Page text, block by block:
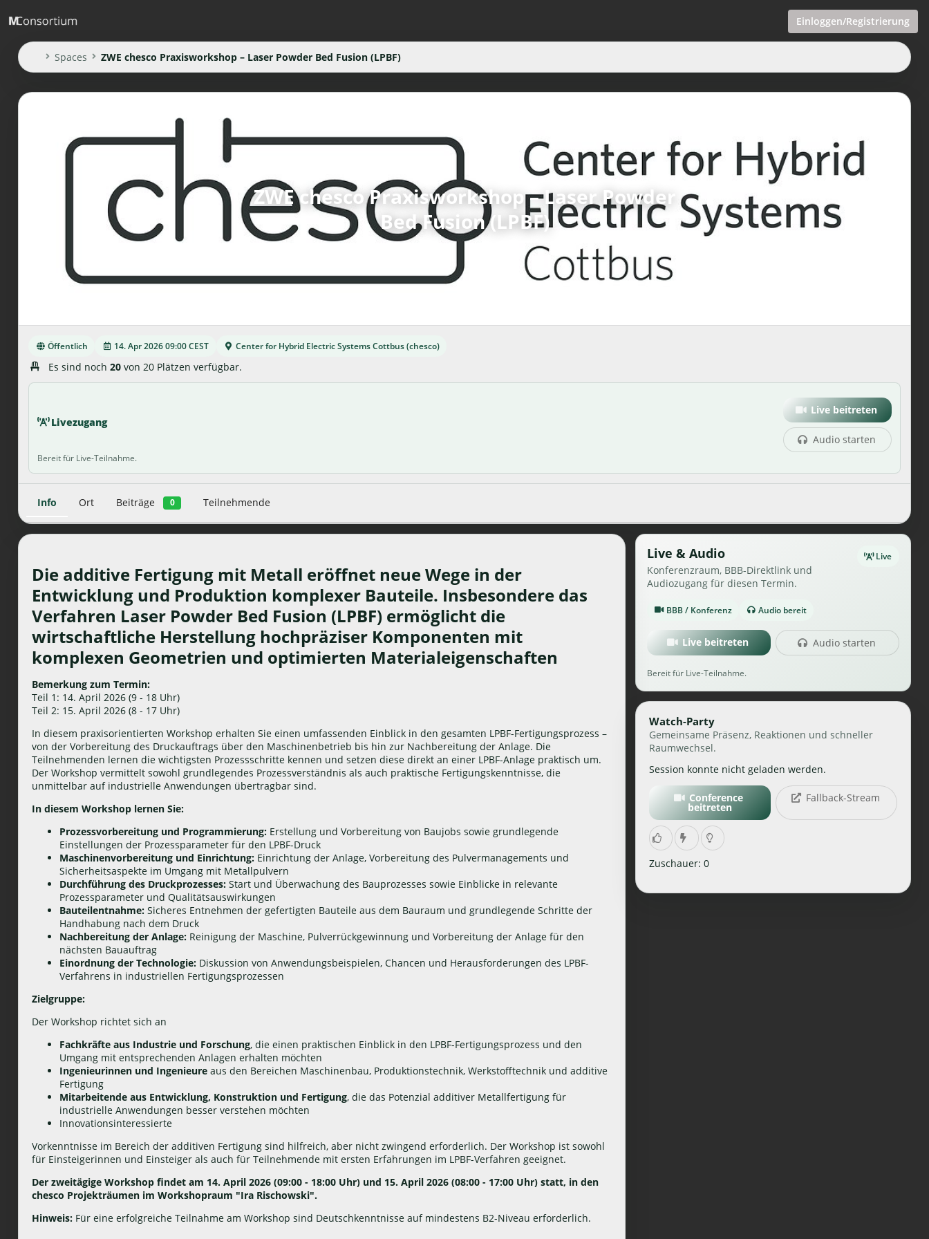
Einloggen/Registrierung
Spaces ZWE chesco Praxisworkshop – Laser Powder Bed Fusion (LPBF)
ZWE chesco Praxisworkshop – Laser Powder
Bed Fusion (LPBF)
Öffentlich 14. Apr 2026 09:00 CEST Center for Hybrid Electric Systems Cottbus (chesco)
Es sind noch 20 von 20 Plätzen verfügbar.
Livezugang
Live beitreten
Audio starten
Bereit für Live-Teilnahme.
Info Ort Beiträge 0 Teilnehmende
Die additive Fertigung mit Metall eröffnet neue Wege in der
Entwicklung und Produktion komplexer Bauteile. Insbesondere das
Verfahren Laser Powder Bed Fusion (LPBF) ermöglicht die
wirtschaftliche Herstellung hochpräziser Komponenten mit
komplexen Geometrien und optimierten Materialeigenschaften
Bemerkung zum Termin:
Teil 1: 14. April 2026 (9 - 18 Uhr)
Teil 2: 15. April 2026 (8 - 17 Uhr)
In diesem praxisorientierten Workshop erhalten Sie einen umfassenden Einblick in den gesamten LPBF-Fertigungsprozess –
von der Vorbereitung des Druckauftrags über den Maschinenbetrieb bis hin zur Nachbereitung der Anlage. Die
Teilnehmenden lernen die wichtigsten Prozessschritte kennen und setzen diese direkt an einer LPBF-Anlage praktisch um.
Der Workshop vermittelt sowohl grundlegendes Prozessverständnis als auch praktische Fertigungskenntnisse, die
unmittelbar auf industrielle Anwendungen übertragbar sind.
In diesem Workshop lernen Sie:
Prozessvorbereitung und Programmierung:Erstellung und Vorbereitung von Baujobs sowie grundlegende
Einstellungen der Prozessparameter für den LPBF-Druck
Maschinenvorbereitung und Einrichtung:Einrichtung der Anlage, Vorbereitung des Pulvermanagements und
Sicherheitsaspekte im Umgang mit Metallpulvern
Durchführung des Druckprozesses:Start und Überwachung des Bauprozesses sowie Einblicke in relevante
Prozessparameter und Qualitätsauswirkungen
Bauteilentnahme:Sicheres Entnehmen der gefertigten Bauteile aus dem Bauraum und grundlegende Schritte der
Handhabung nach dem Druck
Nachbereitung der Anlage:Reinigung der Maschine, Pulverrückgewinnung und Vorbereitung der Anlage für den
nächsten Bauauftrag
Einordnung der Technologie:Diskussion von Anwendungsbeispielen, Chancen und Herausforderungen des LPBF-
Verfahrens in industriellen Fertigungsprozessen
Zielgruppe:
Der Workshop richtet sich an
Fachkräfte aus Industrie und Forschung, die einen praktischen Einblick in den LPBF-Fertigungsprozess und den
Umgang mit entsprechenden Anlagen erhalten möchten
Ingenieurinnen und Ingenieureaus den Bereichen Maschinenbau, Produktionstechnik, Werkstofftechnik und additive
Fertigung
Mitarbeitende aus Entwicklung, Konstruktion und Fertigung, die das Potenzial additiver Metallfertigung für
industrielle Anwendungen besser verstehen möchten
Innovationsinteressierte
Vorkenntnisse im Bereich der additiven Fertigung sind hilfreich, aber nicht zwingend erforderlich. Der Workshop ist sowohl
für Einsteigerinnen und Einsteiger als auch für Teilnehmende mit ersten Erfahrungen im LPBF-Verfahren geeignet.
Der zweitägige Workshop findet am 14. April 2026 (09:00 - 18:00 Uhr) und 15. April 2026 (08:00 - 17:00 Uhr) statt, in den
chesco Projekträumen im Workshopraum "Ira Rischowski".
Hinweis: Für eine erfolgreiche Teilnahme am Workshop sind Deutschkenntnisse auf mindestens B2-Niveau erforderlich.
Live & Audio
Konferenzraum, BBB-Direktlink und
Audiozugang für diesen Termin.
Live
BBB / Konferenz Audio bereit
Live beitreten Audio starten
Bereit für Live-Teilnahme.
Watch-Party
Gemeinsame Präsenz, Reaktionen und schneller
Raumwechsel.
Session konnte nicht geladen werden.
Conference
beitreten
Fallback-Stream
Zuschauer: 0